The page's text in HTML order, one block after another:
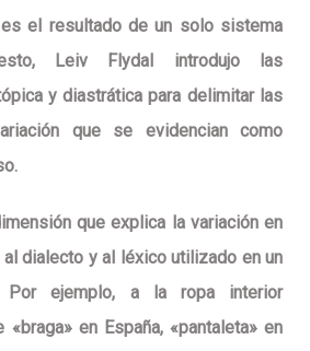
el resultado de un solo sistema
Leiv Flydal introdujo las
y diastrática para delimitar las
que se evidencian como
que explica la variación en
dialecto y al léxico utilizado en un
Por ejemplo, a la ropa interior
en España, «pantaleta» en